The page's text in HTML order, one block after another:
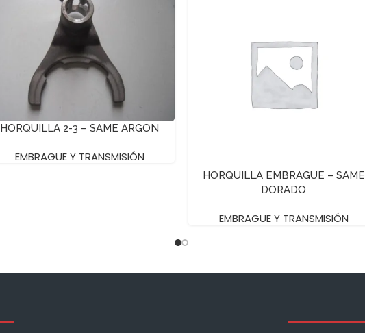
HORQUILLA 2-3 – SAME ARGON
EMBRAGUE Y TRANSMISIÓN
HORQUILLA EMBRAGUE – SAME
DORADO
EMBRAGUE Y TRANSMISIÓN